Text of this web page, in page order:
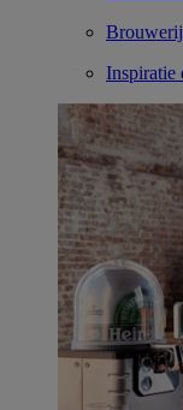
Inspiratie